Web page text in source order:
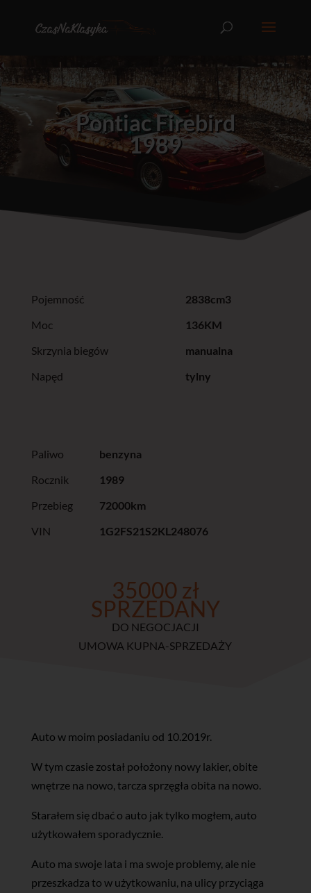
Pontiac Firebird
1989
Pojemność
2838cm3
Moc
136KM
Skrzynia biegów
manualna
Napęd
tylny
Paliwo
benzyna
Rocznik
1989
Przebieg
72000km
VIN
1G2FS21S2KL248076
35000 zł
SPRZEDANY
DO NEGOCJACJI
UMOWA KUPNA-SPRZEDAŻY
Auto w moim posiadaniu od 10.2019r.
W tym czasie został położony nowy lakier, obite
wnętrze na nowo, tarcza sprzęgła obita na nowo.
Starałem się dbać o auto jak tylko mogłem, auto
użytkowałem sporadycznie.
Auto ma swoje lata i ma swoje problemy, ale nie
przeszkadza to w użytkowaniu, na ulicy przyciąga